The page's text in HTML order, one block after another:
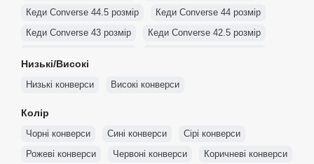
Кеди Converse 44.5 розмір
Кеди Converse 44 розмір
Кеди Converse 43 розмір
Кеди Converse 42.5 розмір
Кеди Converse 38 розмір
Кеди Converse 37 розмір
Кеди Converse 36.5 розмір
Кеди Converse 36 розмір
Кеди Converse 35 розмір
Низькі/Високі
Низькі конверси Високі конверси
Колір
Чорні конверси Сині конверси
Сірі конверси
Рожеві конверси
Червоні конверси
Коричневі конверси